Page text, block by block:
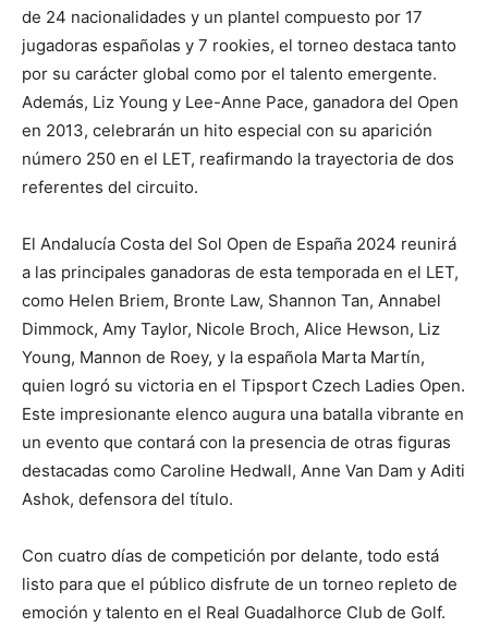
de 24 nacionalidades y un plantel compuesto por 17
jugadoras españolas y 7 rookies, el torneo destaca tanto
por su carácter global como por el talento emergente.
Además, Liz Young y Lee-Anne Pace, ganadora del Open
en 2013, celebrarán un hito especial con su aparición
número 250 en el LET, reafirmando la trayectoria de dos
referentes del circuito.
El Andalucía Costa del Sol Open de España 2024 reunirá
a las principales ganadoras de esta temporada en el LET,
como Helen Briem, Bronte Law, Shannon Tan, Annabel
Dimmock, Amy Taylor, Nicole Broch, Alice Hewson, Liz
Young, Mannon de Roey, y la española Marta Martín,
quien logró su victoria en el Tipsport Czech Ladies Open.
Este impresionante elenco augura una batalla vibrante en
un evento que contará con la presencia de otras figuras
destacadas como Caroline Hedwall, Anne Van Dam y Aditi
Ashok, defensora del título.
Con cuatro días de competición por delante, todo está
listo para que el público disfrute de un torneo repleto de
emoción y talento en el Real Guadalhorce Club de Golf.